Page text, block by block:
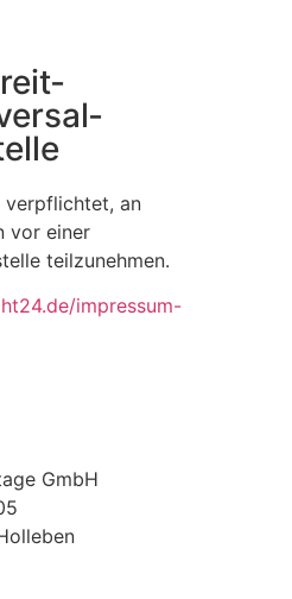
an
vor einer
teilzunehmen.
impressum-
GmbH